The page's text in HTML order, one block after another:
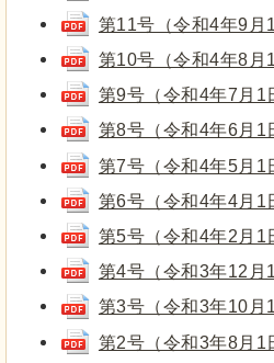
第11号（令和4年9月
第10号（令和4年8
第9号（令和4年7月
第8号（令和4年6月
第7号（令和4年5月
第6号（令和4年4月
第5号（令和4年2月
第4号（令和3年12月
第3号（令和3年10
第2号（令和3年8月